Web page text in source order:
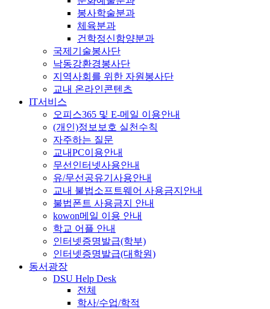
봉사학술분과
체육분과
건학정신함양분과
국제기술봉사단
낙동강환경봉사단
지역사회를 위한 자원봉사단
교내 온라인콘텐츠
IT서비스
오피스365 및 E-메일 이용안내
(개인)정보보호 실천수칙
자주하는 질문
교내PC이용안내
무선인터넷사용안내
유/무선공유기사용안내
교내 불법소프트웨어 사용금지안내
불법폰트 사용금지 안내
kowon메일 이용 안내
학교 어플 안내
인터넷증명발급(학부)
인터넷증명발급(대학원)
동서광장
DSU Help Desk
전체
학사/수업/학적